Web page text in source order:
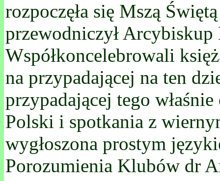
rozpoczęła się Mszą
przewodniczył
Współkoncelebrowali
na przypadającej na ten
przypadającej tego
Polski i spotkania z
wygłoszona prostym
Porozumienia Klubów dr